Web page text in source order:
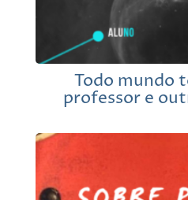
Todo mundo
professor e